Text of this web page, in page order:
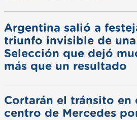
Argentina salió a
triunfo invisible de una
Selección que dejó
más que un resultado
Cortarán el tránsito en
centro de Mercedes